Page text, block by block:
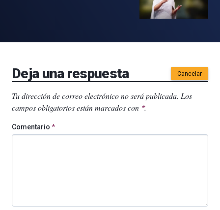
Deja una respuesta Cancelar
Tu dirección de correo electrónico no será publicada. Los
campos obligatorios están marcados con *.
Comentario *